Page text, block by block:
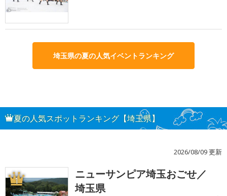
埼玉県の夏の人気イベントランキング
夏の人気スポットランキング【埼玉県】
2026/08/09 更新
1
ニューサンピア埼玉おごせ／
埼玉県